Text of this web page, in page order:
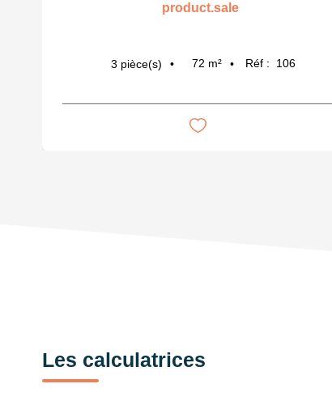
product.sale
3 pièce(s) 72 m² Réf : 106
Les calculatrices